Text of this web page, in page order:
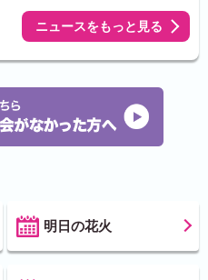
ニュースをもっと見る
明日の花火